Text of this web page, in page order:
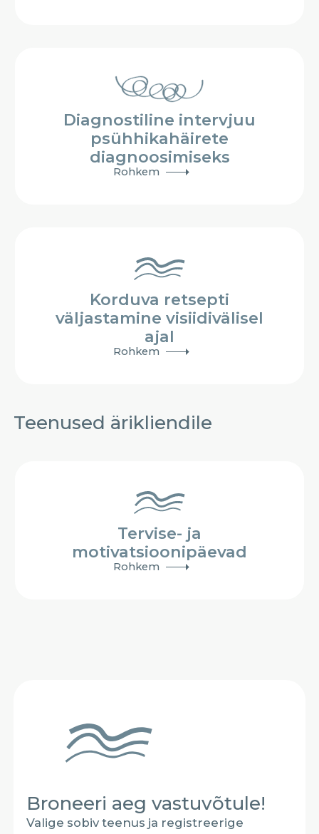
Diagnostiline intervjuu
psühhikahäirete
diagnoosimiseks
Rohkem
Korduva retsepti
väljastamine visiidivälisel
ajal
Rohkem
Teenused ärikliendile
Tervise- ja
motivatsioonipäevad
Rohkem
Broneeri aeg vastuvõtule!
Valige sobiv teenus ja registreerige